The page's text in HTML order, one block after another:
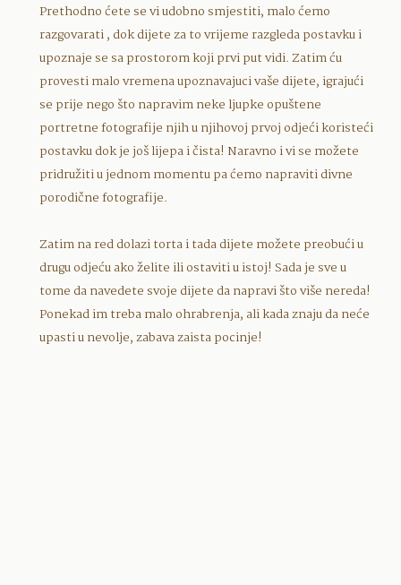
Prethodno ćete se vi udobno smjestiti, malo ćemo
razgovarati , dok dijete za to vrijeme razgleda postavku i
upoznaje se sa prostorom koji prvi put vidi. Zatim ću
provesti malo vremena upoznavajuci vaše dijete, igrajući
se prije nego što napravim neke ljupke opuštene
portretne fotografije njih u njihovoj prvoj odjeći koristeći
postavku dok je još lijepa i čista! Naravno i vi se možete
pridružiti u jednom momentu pa ćemo napraviti divne
porodične fotografije.
Zatim na red dolazi torta i tada dijete možete preobući u
drugu odjeću ako želite ili ostaviti u istoj! Sada je sve u
tome da navedete svoje dijete da napravi što više nereda!
Ponekad im treba malo ohrabrenja, ali kada znaju da neće
upasti u nevolje, zabava zaista pocinje!